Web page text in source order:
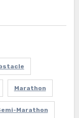
Marathon
Marathon